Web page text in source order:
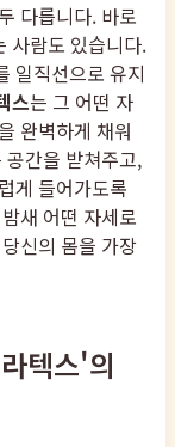
다릅니다. 바로
사람도 있습니다.
일직선으로 유지
스는 그 어떤 자
완벽하게 채워
간을 받쳐주고,
게 들어가도록
새 어떤 자세로
신의 몸을 가장
텍스'의